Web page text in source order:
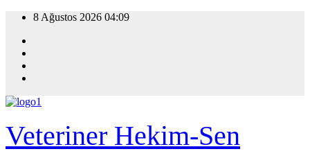
Skip
content
8 Ağustos 2026 04:09
Veteriner Hekim-Sen